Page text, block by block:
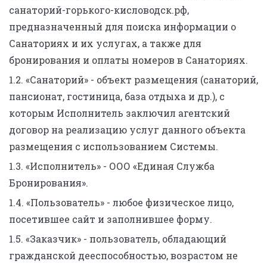
санаторий-горького-кисловодск.рф,
предназначенный для поиска информации о
Санаториях и их услугах, а также для
бронирования и оплаты номеров в Санаториях.
1.2. «Санаторий» - объект размещения (санаторий,
пансионат, гостиница, база отдыха и др.), с
которым Исполнитель заключил агентский
договор на реализацию услуг данного объекта
размещения с использованием Системы.
1.3. «Исполнитель» - ООО «Единая Служба
Бронирования».
1.4. «Пользователь» - любое физическое лицо,
посетившее сайт и заполнившее форму.
1.5. «Заказчик» - пользователь, обладающий
гражданской дееспособностью, возрастом не